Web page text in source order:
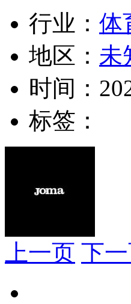
行业： 体
地区： 未
时间：
标签：
上一页 下